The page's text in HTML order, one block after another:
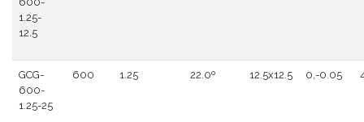
1.25-
12.5
GCG-
600-
1.25-25
600 1.25 22.0º 12.5x12.5 0,-0.05